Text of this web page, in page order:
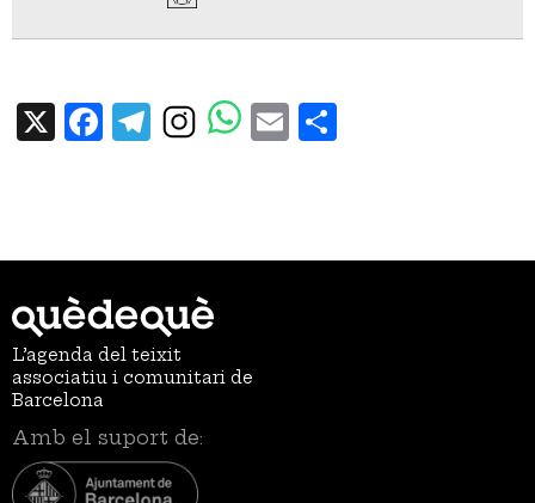
X Facebook
TelegramEmail
L’agenda del teixit
associatiu i comunitari de
Barcelona
Amb el suport de: